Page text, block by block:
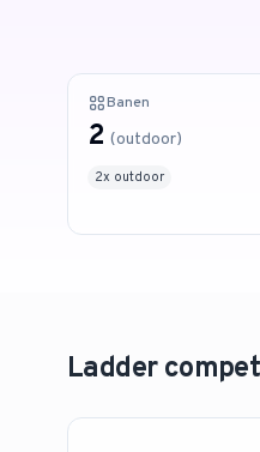
Banen
2 (outdoor)
2x outdoor
Ladder